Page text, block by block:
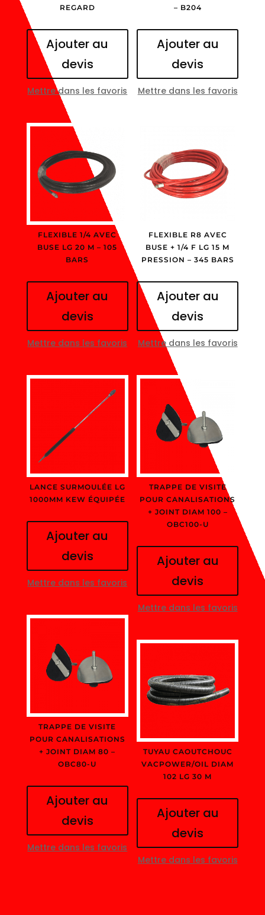
REGARD
Ajouter au
devis
Mettre dans les favoris
– B204
Ajouter au
devis
Mettre dans les favoris
FLEXIBLE 1/4 AVEC
BUSE LG 20 M – 105
BARS
Ajouter au
devis
Mettre dans les favoris
FLEXIBLE R8 AVEC
BUSE + 1/4 F LG 15 M
PRESSION – 345 BARS
Ajouter au
devis
Mettre dans les favoris
LANCE SURMOULÉE LG
1000MM KEW ÉQUIPÉE
Ajouter au
devis
Mettre dans les favoris
TRAPPE DE VISITE
POUR CANALISATIONS
+ JOINT DIAM 100 –
OBC100-U
Ajouter au
devis
Mettre dans les favoris
TRAPPE DE VISITE
POUR CANALISATIONS
+ JOINT DIAM 80 –
OBC80-U
Ajouter au
devis
Mettre dans les favoris
TUYAU CAOUTCHOUC
VACPOWER/OIL DIAM
102 LG 30 M
Ajouter au
devis
Mettre dans les favoris